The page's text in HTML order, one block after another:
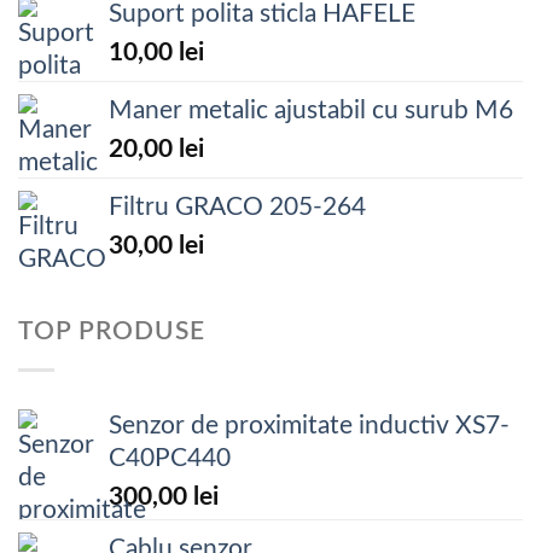
Suport polita sticla HAFELE
10,00 lei
Maner metalic ajustabil cu surub M6
20,00 lei
Filtru GRACO 205-264
30,00 lei
TOP PRODUSE
Senzor de proximitate inductiv XS7-
C40PC440
300,00 lei